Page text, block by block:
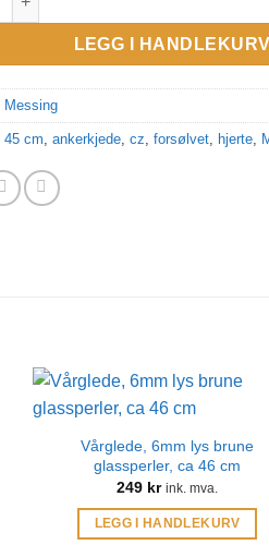
LEGG I HANDLEKURV
Messing
45 cm ankerkjede cz forsølvet hjerte
Vårglede, 6mm lys brune
glassperler, ca 46 cm
249 kr ink. mva.
LEGG I HANDLEKURV